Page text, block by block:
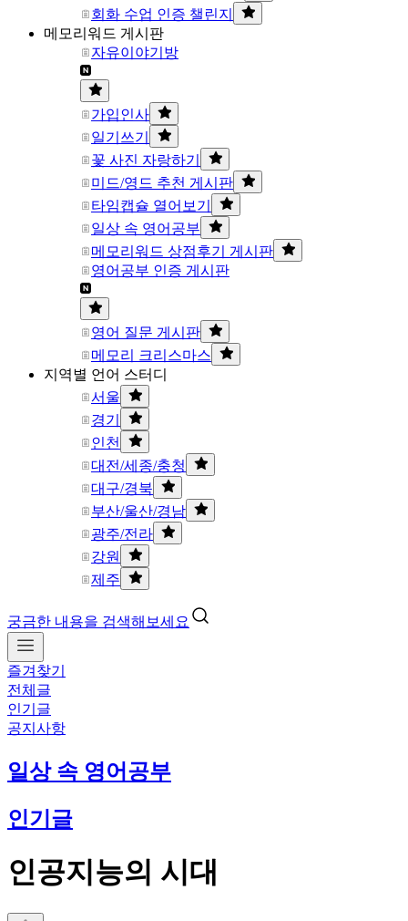
회화 수업 인증 챌린지
메모리워드 게시판
자유이야기방
가입인사
일기쓰기
꽃 사진 자랑하기
미드/영드 추천 게시판
타임캡슐 열어보기
일상 속 영어공부
메모리워드 상점후기 게시판
영어공부 인증 게시판
영어 질문 게시판
메모리 크리스마스
지역별 언어 스터디
서울
경기
인천
대전/세종/충청
대구/경북
부산/울산/경남
광주/전라
강원
제주
궁금한 내용을 검색해보세요
즐겨찾기
전체글
인기글
공지사항
일상 속 영어공부
인기글
인공지능의 시대